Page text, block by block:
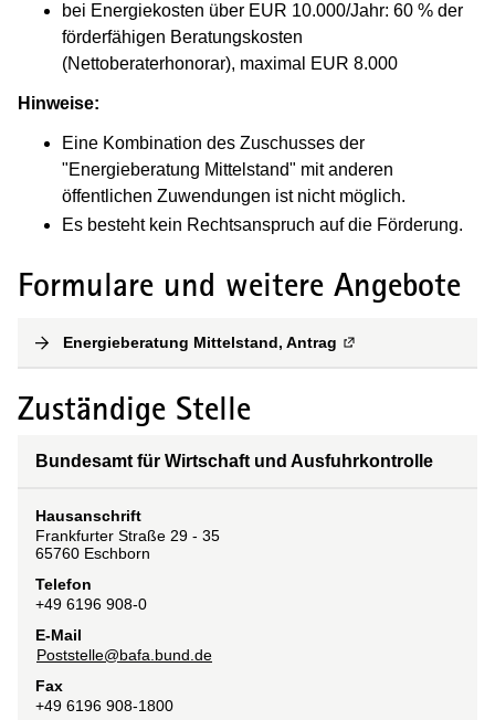
bei Energiekosten über EUR 10.000/Jahr: 60 % der
förderfähigen Beratungskosten
(Nettoberaterhonorar), maximal EUR 8.000
Hinweise:
Eine Kombination des Zuschusses der
"Energieberatung Mittelstand" mit anderen
öffentlichen Zuwendungen ist nicht möglich.
Es besteht kein Rechtsanspruch auf die Förderung.
Formulare und weitere Angebote
Energieberatung Mittelstand, Antrag Externe Verlinkung
Zuständige Stelle
Bundesamt für Wirtschaft und Ausfuhrkontrolle
Hausanschrift
Frankfurter Straße 29 - 35
65760 Eschborn
Telefon
+49 6196 908-0
E-Mail
Poststelle@bafa.bund.de
Fax
+49 6196 908-1800